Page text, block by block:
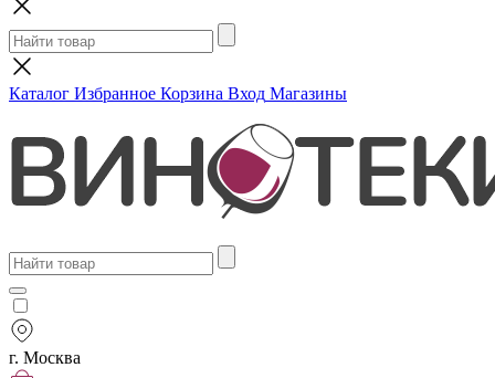
Каталог Избранное Корзина Вход Магазины
г. Москва